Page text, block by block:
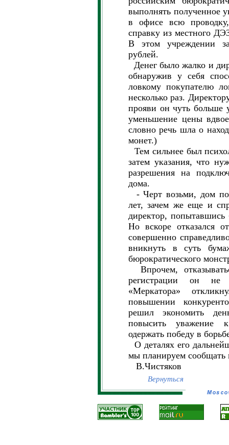
выполнять полученное
в офисе всю
справку из местного
В этом учреждении
рублей.
Денег было жалко и
обнаружив у себя
ловкому покупателю
несколько раз.
прояви он чуть больше
уменьшение цены
словно речь шла о
монет.)
Тем сильнее был
затем указания, что
разрешения на
дома.
- Черт возьми, дом
лет, зачем же еще и
директор, попытавшись
Но вскоре отказался
совершенно
вникнуть в суть
бюрократического
Впрочем,
регистрации он не
«Меркатора»
повышении
решил экономить
повысить уважение
одержать победу в
О деталях его
мы планируем сообщать
В.Чистяков
Вернуться